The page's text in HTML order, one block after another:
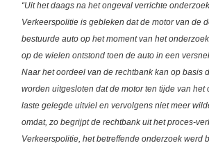
“Uit het daags na het ongeval verrichte
Verkeerspolitie is gebleken dat de motor van de
bestuurde auto op het moment van het
op de wielen ontstond toen de auto in een
Naar het oordeel van de rechtbank kan op basis
worden uitgesloten dat de motor ten tijde van het
laste gelegde uitviel en vervolgens niet meer
omdat, zo begrijpt de rechtbank uit het proces-
Verkeerspolitie, het betreffende onderzoek werd